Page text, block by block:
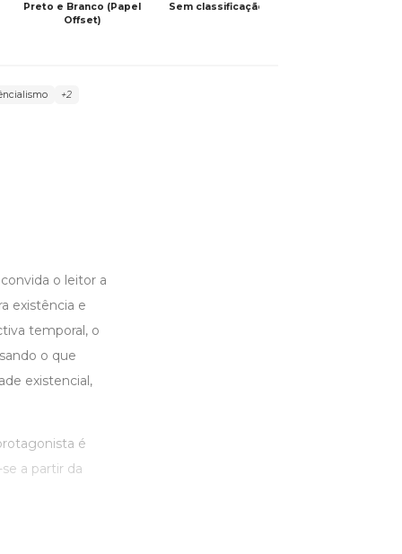
Preto e Branco (Papel
Offset)
Sem classificação
+2
o leitor a
existência e
temporal, o
o que
existencial,
é
a partir da